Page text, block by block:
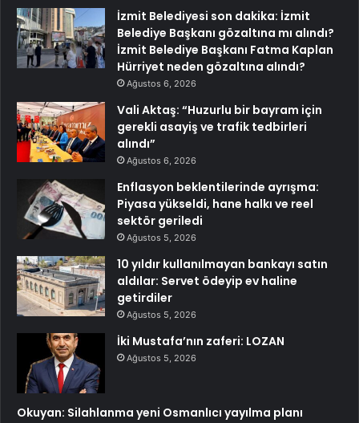
İzmit Belediyesi son dakika: İzmit
Belediye Başkanı gözaltına mı alındı?
İzmit Belediye Başkanı Fatma Kaplan
Hürriyet neden gözaltına alındı?
Ağustos 6, 2026
Vali Aktaş: “Huzurlu bir bayram için
gerekli asayiş ve trafik tedbirleri
alındı”
Ağustos 6, 2026
Enflasyon beklentilerinde ayrışma:
Piyasa yükseldi, hane halkı ve reel
sektör geriledi
Ağustos 5, 2026
10 yıldır kullanılmayan bankayı satın
aldılar: Servet ödeyip ev haline
getirdiler
Ağustos 5, 2026
İki Mustafa’nın zaferi: LOZAN
Ağustos 5, 2026
Okuyan: Silahlanma yeni Osmanlıcı yayılma planı